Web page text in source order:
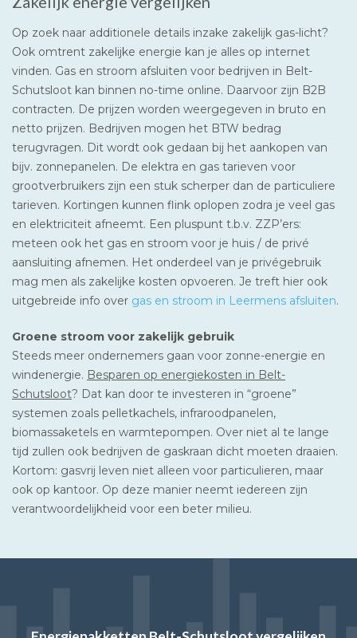
Op zoek naar additionele details inzake zakelijk gas-licht?
Ook omtrent zakelijke energie kan je alles op internet
vinden. Gas en stroom afsluiten voor bedrijven in Belt-
Schutsloot kan binnen no-time online. Daarvoor zijn B2B
contracten. De prijzen worden weergegeven in bruto en
netto prijzen. Bedrijven mogen het BTW bedrag
terugvragen. Dit wordt ook gedaan bij het aankopen van
bijv. zonnepanelen. De elektra en gas tarieven voor
grootverbruikers zijn een stuk scherper dan de particuliere
tarieven. Kortingen kunnen flink oplopen zodra je veel gas
en elektriciteit afneemt. Een pluspunt t.b.v. ZZP’ers:
meteen ook het gas en stroom voor je huis / de privé
aansluiting afnemen. Het onderdeel van je privégebruik
mag men als zakelijke kosten opvoeren. Je treft hier ook
uitgebreide info over gas en stroom in Leermens afsluiten.
Groene stroom voor zakelijk gebruik
Steeds meer ondernemers gaan voor zonne-energie en
windenergie. Besparen op energiekosten in Belt-
Schutsloot? Dat kan door te investeren in “groene”
systemen zoals pelletkachels, infraroodpanelen,
biomassaketels en warmtepompen. Over niet al te lange
tijd zullen ook bedrijven de gaskraan dicht moeten draaien.
Kortom: gasvrij leven niet alleen voor particulieren, maar
ook op kantoor. Op deze manier neemt iedereen zijn
verantwoordelijkheid voor een beter milieu.